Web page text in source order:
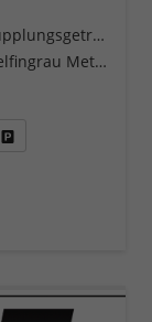
Doppelkupplungsgetriebe (DSG)
[B0B0] Delfingrau Metallic